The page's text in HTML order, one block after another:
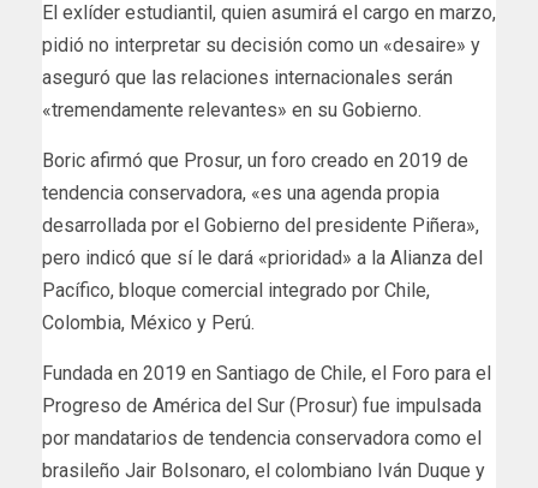
El exlíder estudiantil, quien asumirá el cargo en marzo,
pidió no interpretar su decisión como un «desaire» y
aseguró que las relaciones internacionales serán
«tremendamente relevantes» en su Gobierno.
Boric afirmó que Prosur, un foro creado en 2019 de
tendencia conservadora, «es una agenda propia
desarrollada por el Gobierno del presidente Piñera»,
pero indicó que sí le dará «prioridad» a la Alianza del
Pacífico, bloque comercial integrado por Chile,
Colombia, México y Perú.
Fundada en 2019 en Santiago de Chile, el Foro para el
Progreso de América del Sur (Prosur) fue impulsada
por mandatarios de tendencia conservadora como el
brasileño Jair Bolsonaro, el colombiano Iván Duque y